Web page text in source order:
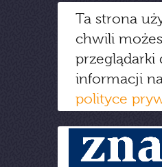
Ta strona
chwili
przeglądarki
informacji
polityce